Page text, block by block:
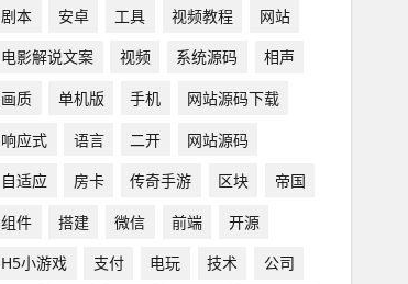
剧本
安卓 工具 视频教程
网站
电影解说文案
视频 系统源码
相声
画质
单机版 手机
网站源码下载
响应式
语言 二开
网站源码
自适应
房卡 传奇手游 区块
帝国
组件
搭建 微信 前端
开源
H5小游戏
支付 电玩 技术
公司